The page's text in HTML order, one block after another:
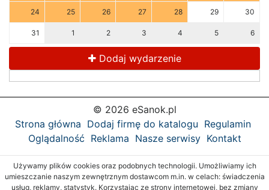
24 25 26 27 28 29 30
31 1 2 3 4 5 6
Dodaj wydarzenie
© 2026 eSanok.pl
Strona główna Dodaj firmę do katalogu Regulamin
Oglądalność Reklama Nasze serwisy Kontakt
Używamy plików cookies oraz podobnych technologii. Umożliwiamy ich
umieszczanie naszym zewnętrznym dostawcom m.in. w celach: świadczenia
usług, reklamy, statystyk. Korzystając ze strony internetowej, bez zmiany